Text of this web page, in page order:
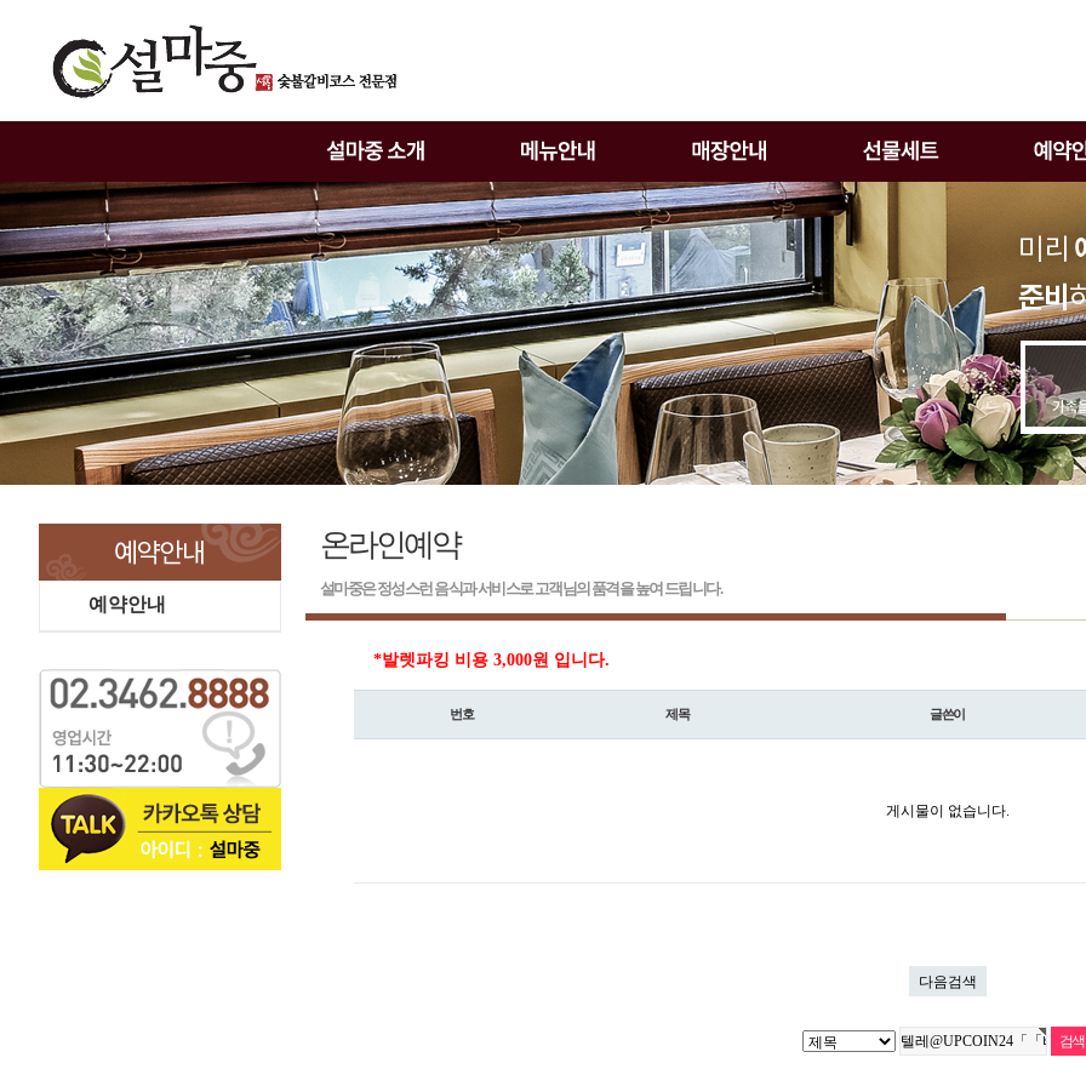
예약안내
온라인예약
설마중은 정성스런 음식과 서비스로 고객님의 품격을 높여 드립니다.
*발렛파킹 비용 3,000원 입니다.
번호 제목 글쓴이
게시물이 없습니다.
다음검색